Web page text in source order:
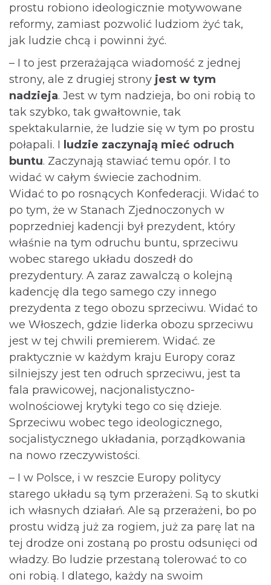
prostu robiono ideologicznie motywowane
reformy, zamiast pozwolić ludziom żyć tak,
jak ludzie chcą i powinni żyć.
– I to jest przerażająca wiadomość z jednej
strony, ale z drugiej strony jest w tym
nadzieja. Jest w tym nadzieja, bo oni robią to
tak szybko, tak gwałtownie, tak
spektakularnie, że ludzie się w tym po prostu
połapali. I ludzie zaczynają mieć odruch
buntu. Zaczynają stawiać temu opór. I to
widać w całym świecie zachodnim.
Widać to po rosnących Konfederacji. Widać to
po tym, że w Stanach Zjednoczonych w
poprzedniej kadencji był prezydent, który
właśnie na tym odruchu buntu, sprzeciwu
wobec starego układu doszedł do
prezydentury. A zaraz zawalczą o kolejną
kadencję dla tego samego czy innego
prezydenta z tego obozu sprzeciwu. Widać to
we Włoszech, gdzie liderka obozu sprzeciwu
jest w tej chwili premierem. Widać. ze
praktycznie w każdym kraju Europy coraz
silniejszy jest ten odruch sprzeciwu, jest ta
fala prawicowej, nacjonalistyczno-
wolnościowej krytyki tego co się dzieje.
Sprzeciwu wobec tego ideologicznego,
socjalistycznego układania, porządkowania
na nowo rzeczywistości.
– I w Polsce, i w reszcie Europy politycy
starego układu są tym przerażeni. Są to skutki
ich własnych działań. Ale są przerażeni, bo po
prostu widzą już za rogiem, już za parę lat na
tej drodze oni zostaną po prostu odsunięci od
władzy. Bo ludzie przestaną tolerować to co
oni robią. I dlatego, każdy na swoim